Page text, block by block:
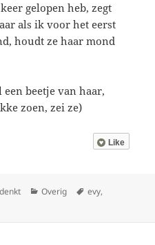
gelopen heb, zegt
als ik voor het eerst
houdt ze haar mond
beetje van haar,
zoen, zei ze)
Like
Categorieën
Overig Tags
evy,